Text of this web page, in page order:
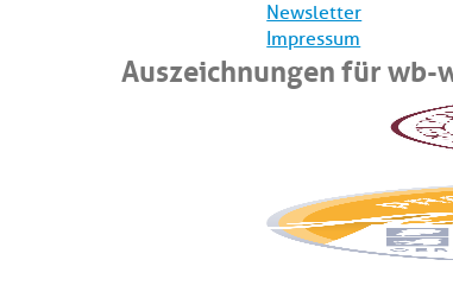
Newsletter
Impressum
Auszeichnungen für wb-